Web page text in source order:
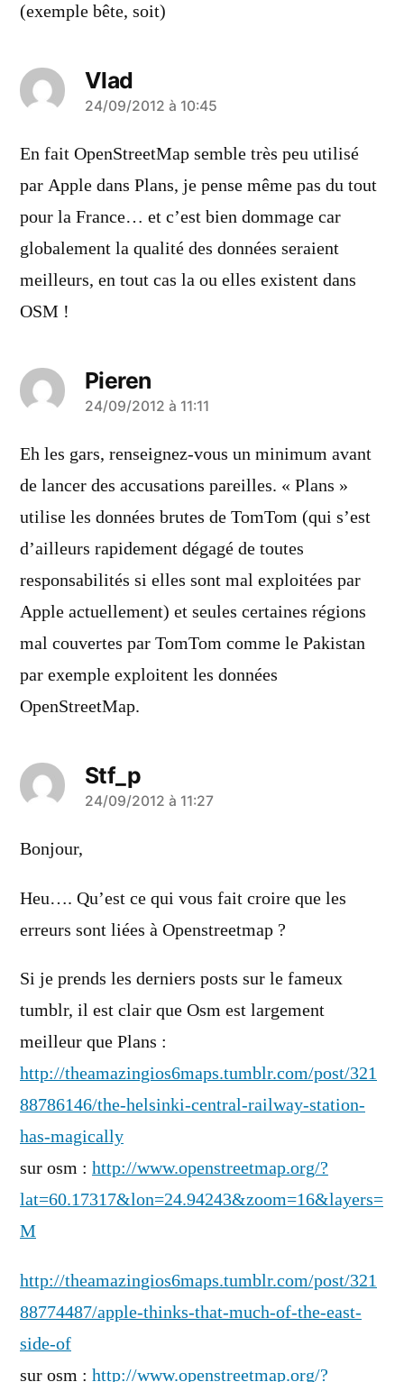
(exemple bête, soit)
Vlad
a
dit :
24/09/2012 à 10:45
En fait OpenStreetMap semble très peu utilisé
par Apple dans Plans, je pense même pas du tout
pour la France… et c’est bien dommage car
globalement la qualité des données seraient
meilleurs, en tout cas la ou elles existent dans
OSM !
Pieren
a
dit :
24/09/2012 à 11:11
Eh les gars, renseignez-vous un minimum avant
de lancer des accusations pareilles. « Plans »
utilise les données brutes de TomTom (qui s’est
d’ailleurs rapidement dégagé de toutes
responsabilités si elles sont mal exploitées par
Apple actuellement) et seules certaines régions
mal couvertes par TomTom comme le Pakistan
par exemple exploitent les données
OpenStreetMap.
Stf_p
a
24/09/2012 à 11:27
Bonjour,
Heu…. Qu’est ce qui vous fait croire que les
erreurs sont liées à Openstreetmap ?
Si je prends les derniers posts sur le fameux
tumblr, il est clair que Osm est largement
meilleur que Plans :
http://theamazingios6maps.tumblr.com/post/321
88786146/the-helsinki-central-railway-station-
has-magically
sur osm : http://www.openstreetmap.org/?
lat=60.17317&lon=24.94243&zoom=16&layers=
M
http://theamazingios6maps.tumblr.com/post/321
88774487/apple-thinks-that-much-of-the-east-
side-of
sur osm : http://www.openstreetmap.org/?